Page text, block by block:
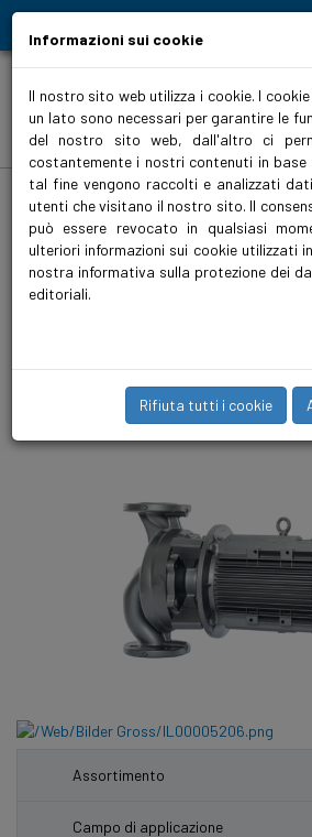
Prodotti
biralitalia.it > Prodotti > Condizionamento > Pompe
VariA GREEN 2
La VariA è una pompa in linea
per impianti di condizionamento e
dimensioni da medie a grandi. Una
assortita fino a DN 150 e 18,5 kW per
per qualsiasi valore di esercizio.
Assortimento
Campo di applicazione
Informazioni sui cookie
Il nostro sito web utilizza i cookie. I
un lato sono necessari per garantire le
del nostro sito web, dall'altro ci
costantemente i nostri contenuti in base
tal fine vengono raccolti e analizzati
utenti che visitano il nostro sito. Il
può essere revocato in qualsiasi
ulteriori informazioni sui cookie utilizzati
nostra informativa sulla protezione dei
editoriali.
Rifiuta tutti i cookie